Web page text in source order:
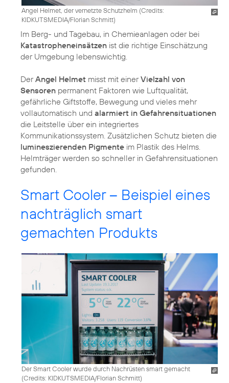
Angel Helmet, der vernetzte Schutzhelm (Credits:
KIDKUTSMEDIA/Florian Schmitt)
Im Berg- und Tagebau, in Chemieanlagen oder bei
Katastropheneinsätzen ist die richtige Einschätzung
der Umgebung lebenswichtig.
DerAngel Helmet misst mit einerVielzahl von
Sensoren permanent Faktoren wie Luftqualität,
gefährliche Giftstoffe, Bewegung und vieles mehr
vollautomatisch und alarmiert in Gefahrensituationen
die Leitstelle über ein integriertes
Kommunikationssystem. Zusätzlichen Schutz bieten die
lumineszierenden Pigmente im Plastik des Helms.
Helmträger werden so schneller in Gefahrensituationen
gefunden.
Smart Cooler – Beispiel eines
nachträglich smart
gemachten Produkts
Der Smart Cooler wurde durch Nachrüsten smart gemacht
(Credits: KIDKUTSMEDIA/Florian Schmitt)